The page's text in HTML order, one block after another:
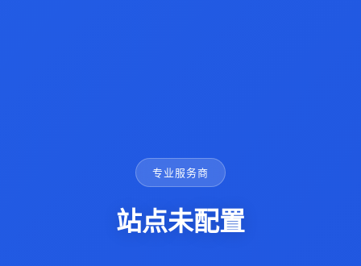
专业服务商
站点未配置